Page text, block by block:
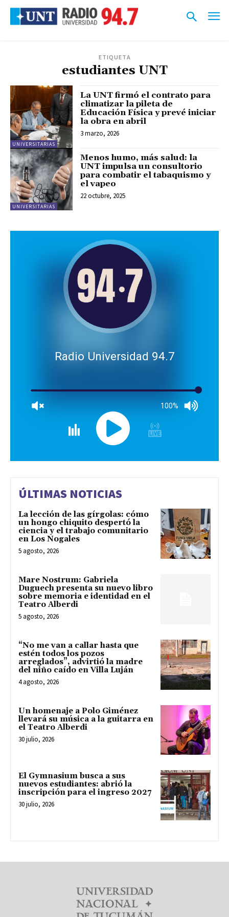
ETIQUETA
estudiantes UNT
UNIVERSITARIAS
La UNT firmó el contrato para
climatizar la pileta de
Educación Física y prevé iniciar
la obra en abril
3 marzo, 2026
UNIVERSITARIAS
Menos humo, más salud: la
UNT impulsa un consultorio
para combatir el tabaquismo y
el vapeo
22 octubre, 2025
Radio Universidad 94.7
100%
ÚLTIMAS NOTICIAS
La lección de las gírgolas: cómo
un hongo chiquito despertó la
ciencia y el trabajo comunitario
en Los Nogales
5 agosto, 2026
Mare Nostrum: Gabriela
Duguech presenta su nuevo libro
sobre memoria e identidad en el
Teatro Alberdi
5 agosto, 2026
“No me van a callar hasta que
estén todos los pozos
arreglados”, advirtió la madre
del niño caído en Villa Luján
4 agosto, 2026
Un homenaje a Polo Giménez
llevará su música a la guitarra en
el Teatro Alberdi
30 julio, 2026
El Gymnasium busca a sus
nuevos estudiantes: abrió la
inscripción para el ingreso 2027
30 julio, 2026